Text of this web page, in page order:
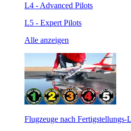
L4 - Advanced Pilots
L5 - Expert Pilots
Alle anzeigen
Flugzeuge nach Fertigstellungs-